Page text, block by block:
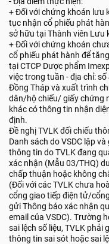
+ Đối với chứng khoán lưu
tục nhận cổ phiếu phát
sở hữu tại Thành viên Lưu
+ Đối với chứng khoán
cổ phiếu phát hành để
tại CTCP Dược phẩm
việc trong tuần - địa chỉ:
Đồng Tháp và xuất trình
dân/hộ chiếu/ giấy chứng
khác có thông tin nhận
định.
Đề nghị TVLK đối chiếu
Danh sách do VSDC lập
thông tin do TVLK đang
xác nhận (Mẫu 03/THQ)
chấp thuận hoặc không
(Đối với các TVLK chưa
cổng giao tiếp điện tử/
gửi Thông báo xác nhận
email của VSDC). Trường
sai lệch số liệu, TVLK phải
thông tin sai sót hoặc sai